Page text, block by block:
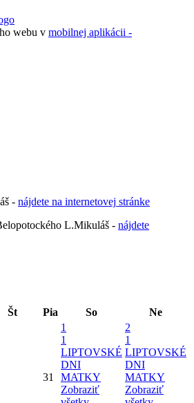
webu v mobilnej aplikácii -
- nájdete na internetovej stránke
L.Mikuláš - nájdete
Št Pia So Ne
31
1
1
LIPTOVSKÉ
DNI
MATKY
Zobraziť
2
1
LIPTOVSKÉ
DNI
MATKY
Zobraziť